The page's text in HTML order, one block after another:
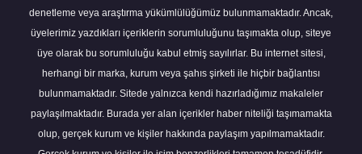
denetleme veya araştırma yükümlülüğümüz bulunmamaktadır. Ancak,
üyelerimiz yazdıkları içeriklerin sorumluluğunu taşımakta olup, siteye
üye olarak bu sorumluluğu kabul etmiş sayılırlar. Bu internet sitesi,
herhangi bir marka, kurum veya şahıs şirketi ile hiçbir bağlantısı
bulunmamaktadır. Sitede yalnızca kendi hazırladığımız makaleler
paylaşılmaktadır. Burada yer alan içerikler haber niteliği taşımamakta
olup, gerçek kurum ve kişiler hakkında paylaşım yapılmamaktadır.